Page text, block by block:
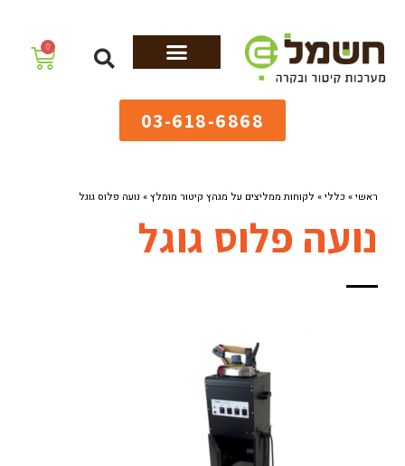
0
03-618-6868
ראשי» כללי» לקוחות ממליצים על מגהץ קיטור מומלץ» נועה פלוס גוגל
נועה פלוס גוגל